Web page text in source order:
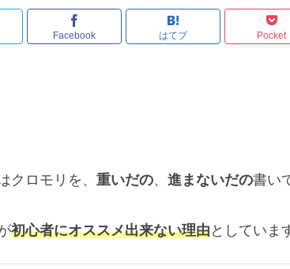
Facebook はてブ Pocket
クロモリを、 重いだの、 進まないだの書い
初心者にオススメ出来ない理由としていま